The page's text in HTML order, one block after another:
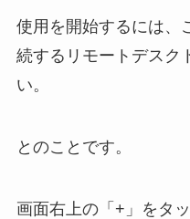
使用を開始するには、
続するリモートデスク
い。
とのことです。
画面右上の「+」をタ